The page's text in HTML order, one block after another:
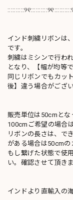
インド刺繍リボンは
です。
刺繍はミシンで行わ
となり、【幅が均等
同じリボンでもカッ
後】違う場合がござい
販売単位は50cmとな
100cmご希望の場合
リボンの長さは、で
がある場合は50cmの
もし繋げた状態で使
い。確認させて頂き
インドより直輸入の